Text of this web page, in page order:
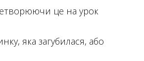
це на урок
яка загубилася, або